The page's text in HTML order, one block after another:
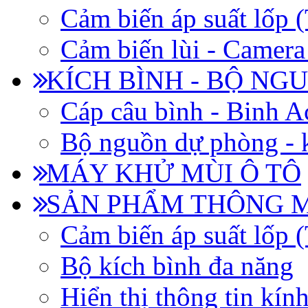
Cảm biến áp suất lốp
Cảm biến lùi -
KÍCH BÌNH - BỘ
Cáp câu bình - Binh
Bộ nguồn dự phòng -
MÁY KHỬ MÙI Ô TÔ
SẢN PHẨM THÔNG
Cảm biến áp suất lốp
Bộ kích bình đa năng
Hiển thị thông tin